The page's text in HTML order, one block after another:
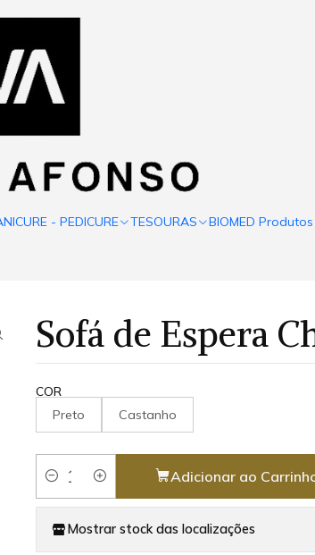
- PEDICURE TESOURAS BIOMED Produtos
Sofá de Espera
COR
Preto Castanho
Quantidade
Adicionar ao
Mostrar stock das localizações